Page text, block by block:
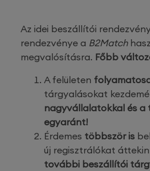
Az idei beszállítói
rendezvénye a B2Match
megvalósításra. Főbb
A felületen
tárgyalásokat
nagyvállalatokkal és
egyaránt!
Érdemes többször is
új regisztrálókat
további beszállítói